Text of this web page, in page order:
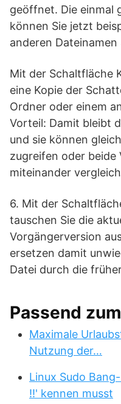
geöffnet. Die einmal
können Sie jetzt
anderen Dateinamen
Mit der Schaltfläche
eine Kopie der
Ordner oder einem
Vorteil: Damit bleibt
und sie können
zugreifen oder beide
miteinander
6. Mit der
tauschen Sie die
Vorgängerversion
ersetzen damit
Datei durch die
Passend
Maximale
Nutzung der…
Linux Sudo
!!' kennen musst